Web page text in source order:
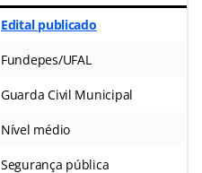
Edital publicado
Fundepes/UFAL
Guarda Civil Municipal
Nível médio
Segurança pública